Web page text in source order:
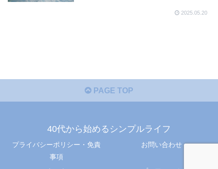
2025.05.20
PAGE TOP
40代から始めるシンプルライフ
プライバシーポリシー・免責
事項
お問い合わせ